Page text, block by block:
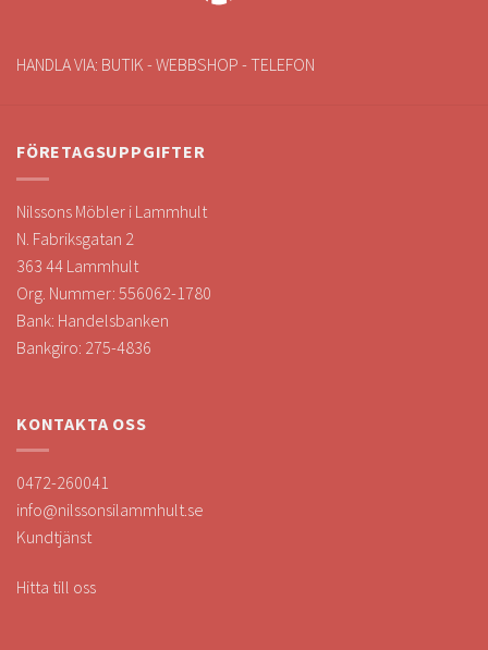
HANDLA VIA: BUTIK - WEBBSHOP - TELEFON
FÖRETAGSUPPGIFTER
Nilssons Möbler i Lammhult
N. Fabriksgatan 2
363 44 Lammhult
Org. Nummer: 556062-1780
Bank: Handelsbanken
Bankgiro: 275-4836
KONTAKTA OSS
0472-260041
info@nilssonsilammhult.se
Kundtjänst
Hitta till oss